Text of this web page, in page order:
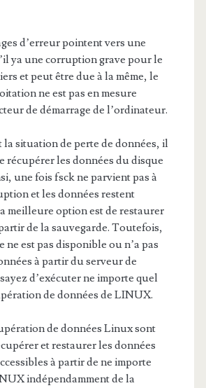
d’erreur pointent vers une
ya une corruption grave pour le
et peut être due à la même, le
ne est pas en mesure
de démarrage de l’ordinateur.
situation de perte de données, il
récupérer les données du disque
une fois fsck ne parvient pas à
et les données restent
meilleure option est de restaurer
de la sauvegarde. Toutefois,
ne est pas disponible ou n’a pas
à partir du serveur de
d’exécuter ne importe quel
de données de LINUX.
de données Linux sont
et restaurer les données
à partir de ne importe
indépendamment de la